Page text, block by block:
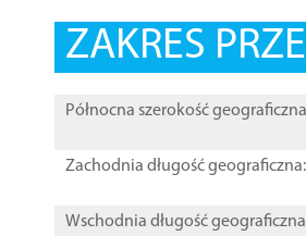
ZAKRES
Północna szerokość
Zachodnia długość geograficzna:
Wschodnia długość